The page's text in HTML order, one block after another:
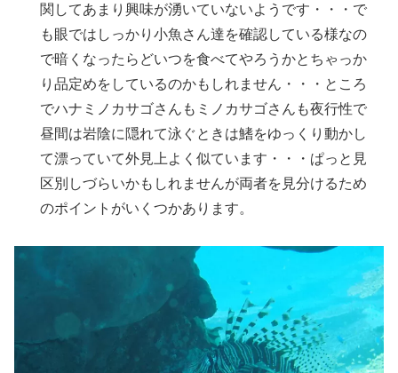
関してあまり興味が湧いていないようです・・・で
も眼ではしっかり小魚さん達を確認している様なの
で暗くなったらどいつを食べてやろうかとちゃっか
り品定めをしているのかもしれません・・・ところ
でハナミノカサゴさんもミノカサゴさんも夜行性で
昼間は岩陰に隠れて泳ぐときは鰭をゆっくり動かし
て漂っていて外見上よく似ています・・・ぱっと見
区別しづらいかもしれませんが両者を見分けるため
のポイントがいくつかあります。